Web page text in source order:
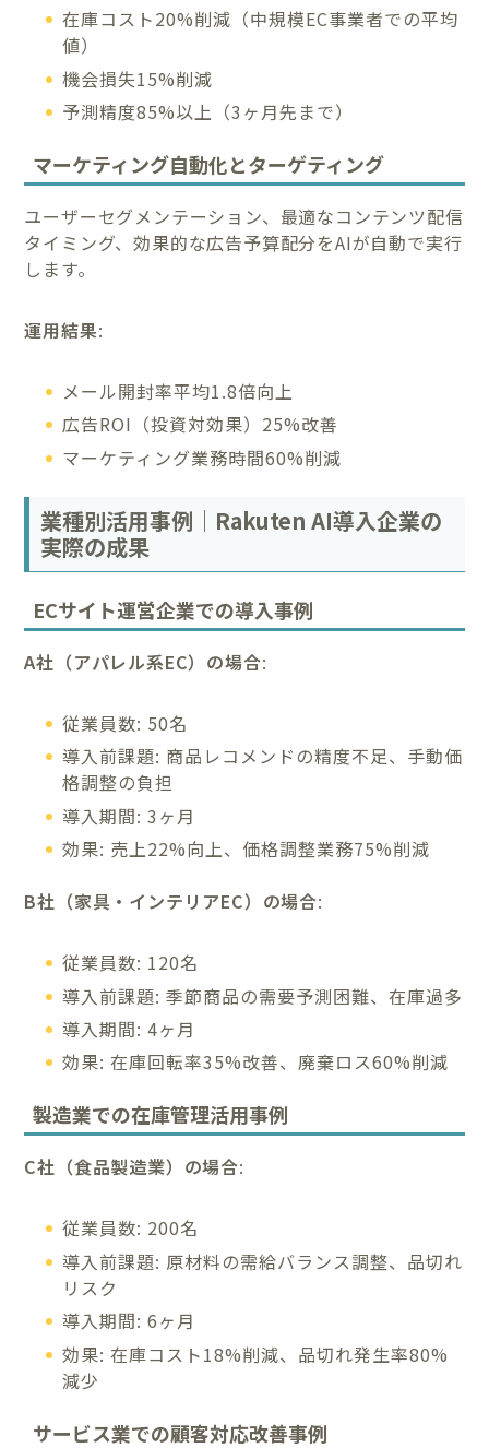
在庫コスト20%削減（中規模EC事業者での平均
値）
機会損失15%削減
予測精度85%以上（3ヶ月先まで）
マーケティング自動化とターゲティング
ユーザーセグメンテーション、最適なコンテンツ配信
タイミング、効果的な広告予算配分をAIが自動で実行
します。
運用結果:
メール開封率平均1.8倍向上
広告ROI（投資対効果）25%改善
マーケティング業務時間60%削減
業種別活用事例｜Rakuten AI導入企業の
実際の成果
ECサイト運営企業での導入事例
A社（アパレル系EC）の場合:
従業員数: 50名
導入前課題: 商品レコメンドの精度不足、手動価
格調整の負担
導入期間: 3ヶ月
効果: 売上22%向上、価格調整業務75%削減
B社（家具・インテリアEC）の場合:
従業員数: 120名
導入前課題: 季節商品の需要予測困難、在庫過多
導入期間: 4ヶ月
効果: 在庫回転率35%改善、廃棄ロス60%削減
製造業での在庫管理活用事例
C社（食品製造業）の場合:
従業員数: 200名
導入前課題: 原材料の需給バランス調整、品切れ
リスク
導入期間: 6ヶ月
効果: 在庫コスト18%削減、品切れ発生率80%
減少
サービス業での顧客対応改善事例